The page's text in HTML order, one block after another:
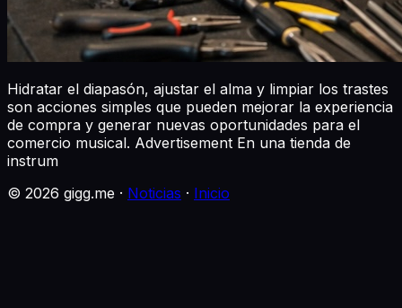
Hidratar el diapasón, ajustar el alma y limpiar los trastes
son acciones simples que pueden mejorar la experiencia
de compra y generar nuevas oportunidades para el
comercio musical. Advertisement En una tienda de
instrum
© 2026 gigg.me · Noticias · Inicio